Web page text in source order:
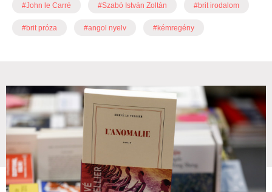
#John le Carré #Szabó István Zoltán #brit irodalom
#brit próza #angol nyelv #kémregény